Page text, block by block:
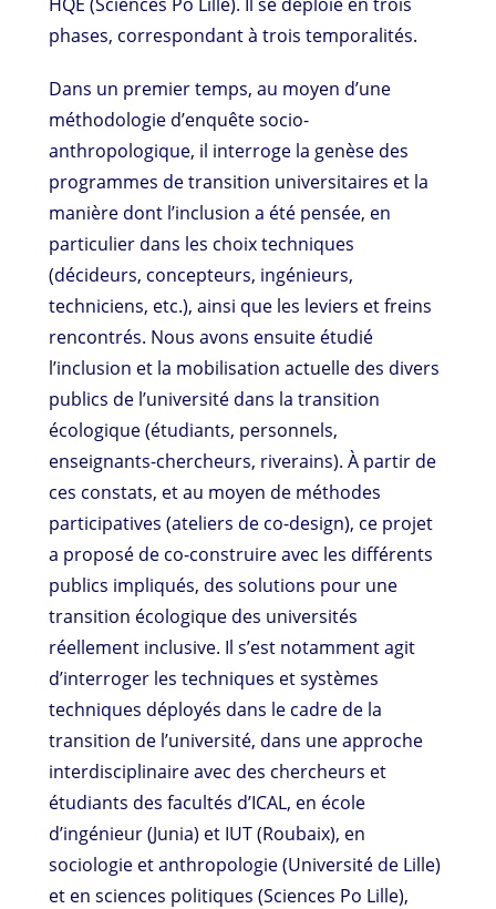
phases, correspondant à trois temporalités.
Dans un premier temps, au moyen d’une
méthodologie d’enquête socio-
anthropologique, il interroge la genèse des
programmes de transition universitaires et la
manière dont l’inclusion a été pensée, en
particulier dans les choix techniques
(décideurs, concepteurs, ingénieurs,
techniciens, etc.), ainsi que les leviers et freins
rencontrés. Nous avons ensuite étudié
l’inclusion et la mobilisation actuelle des divers
publics de l’université dans la transition
écologique (étudiants, personnels,
enseignants-chercheurs, riverains). À partir de
ces constats, et au moyen de méthodes
participatives (ateliers de co-design), ce projet
a proposé de co-construire avec les différents
publics impliqués, des solutions pour une
transition écologique des universités
réellement inclusive. Il s’est notamment agit
d’interroger les techniques et systèmes
techniques déployés dans le cadre de la
transition de l’université, dans une approche
interdisciplinaire avec des chercheurs et
étudiants des facultés d’ICAL, en école
d’ingénieur (Junia) et IUT (Roubaix), en
sociologie et anthropologie (Université de Lille)
et en sciences politiques (Sciences Po Lille),